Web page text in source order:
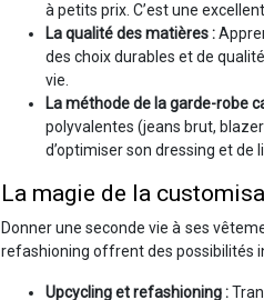
à petits prix. C’est une
La qualité des matières :
des choix durables et de
vie.
La méthode de la garde-robe
polyvalentes (jeans brut,
d’optimiser son dressing et de
La magie de la
Donner une seconde vie à ses
refashioning offrent des possibilités
Upcycling et refashioning :